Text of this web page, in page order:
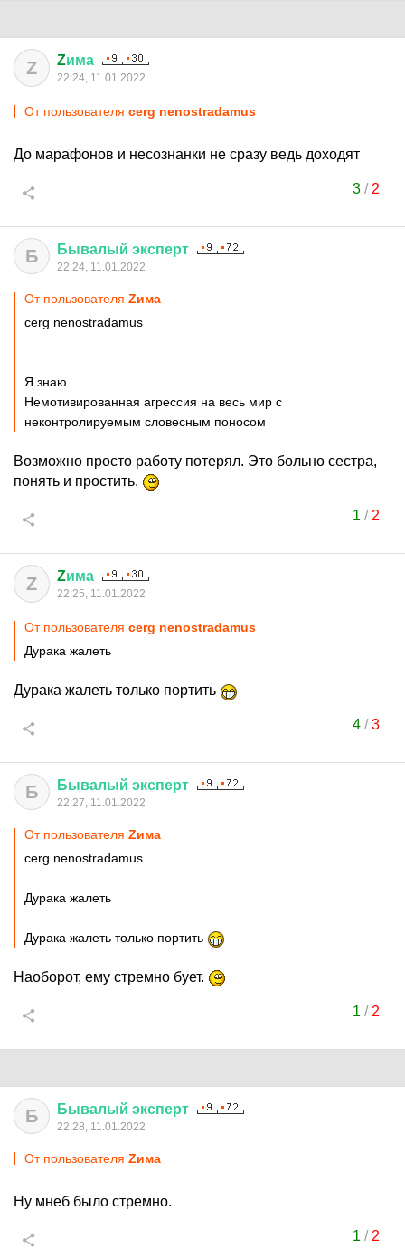
Z Zима
22:24, 11.01.2022
От пользователя cerg nenostradamus
До марафонов и несознанки не сразу ведь доходят
3/ 2
Б Бывалый эксперт
22:24, 11.01.2022
От пользователя Zима
cerg nenostradamus
Я знаю
Немотивированная агрессия на весь мир с
неконтролируемым словесным поносом
Возможно просто работу потерял. Это больно сестра,
понять и простить.
1 / 2
Z Zима
22:25, 11.01.2022
От пользователя cerg nenostradamus
Дурака жалеть
Дурака жалеть только портить
4/3
Б Бывалый эксперт
22:27, 11.01.2022
От пользователя Zима
cerg nenostradamus
Дурака жалеть
Дурака жалеть только портить
Наоборот, ему стремно бует.
1 / 2
Б Бывалый эксперт
22:28, 11.01.2022
От пользователя Zима
Ну мнеб было стремно.
1 / 2